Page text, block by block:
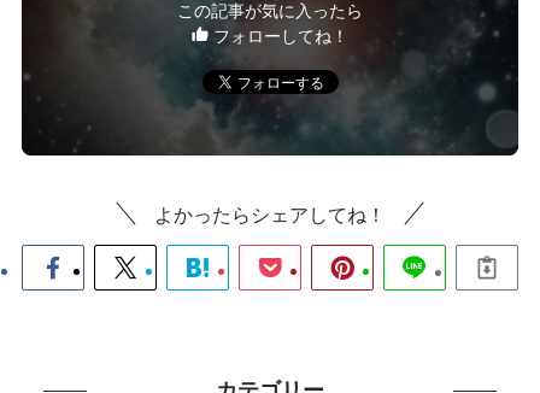
この記事が気に入ったら
フォローしてね！
よかったらシェアしてね！